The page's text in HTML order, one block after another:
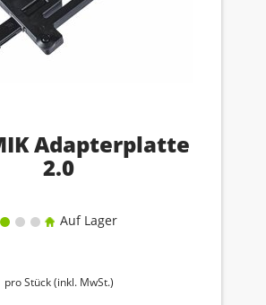
Adapterplatte
2.0
Auf Lager
pro Stück (inkl. MwSt.)